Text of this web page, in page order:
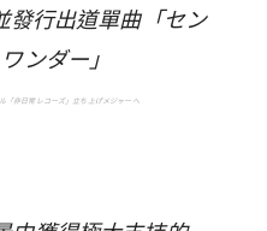
發行出道單曲「セン
ンダー」
「非日常レコーズ」立ち上げメジャーへ